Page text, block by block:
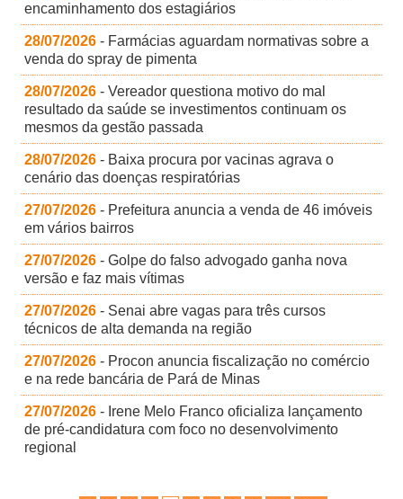
encaminhamento dos estagiários
28/07/2026 - Farmácias aguardam normativas sobre a
venda do spray de pimenta
28/07/2026 - Vereador questiona motivo do mal
resultado da saúde se investimentos continuam os
mesmos da gestão passada
28/07/2026 - Baixa procura por vacinas agrava o
cenário das doenças respiratórias
27/07/2026 - Prefeitura anuncia a venda de 46 imóveis
em vários bairros
27/07/2026 - Golpe do falso advogado ganha nova
versão e faz mais vítimas
27/07/2026 - Senai abre vagas para três cursos
técnicos de alta demanda na região
27/07/2026 - Procon anuncia fiscalização no comércio
e na rede bancária de Pará de Minas
27/07/2026 - Irene Melo Franco oficializa lançamento
de pré-candidatura com foco no desenvolvimento
regional